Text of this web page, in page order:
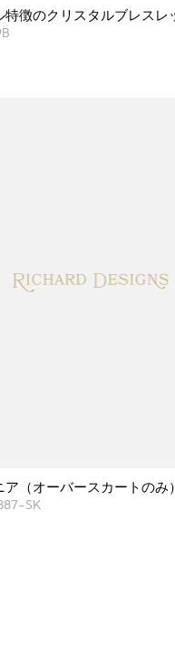
特徴のクリスタルブレスレ
ア（オーバースカートのみ）
SK